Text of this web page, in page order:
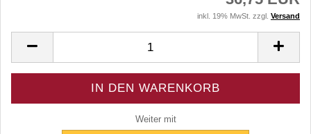
inkl. 19% MwSt. zzgl. Versand
Weiter mit